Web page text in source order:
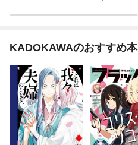
KADOKAWAのおすすめ本